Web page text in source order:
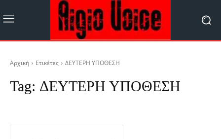
Αρχική Ετικέτες ΔΕΥΤΕΡΗ ΥΠΟΘΕΣΗ
Tag: ΔΕΥΤΕΡΗ ΥΠΟΘΕΣΗ